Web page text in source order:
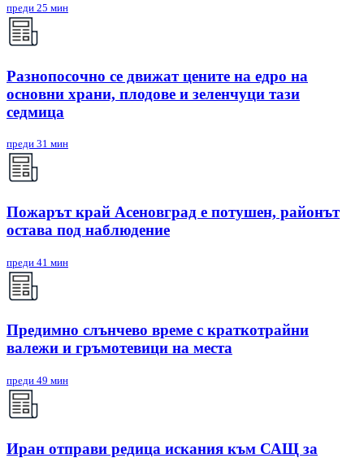
преди 25 мин
Разнопосочно се движат цените на едро на
основни храни, плодове и зеленчуци тази
седмица
преди 31 мин
Пожарът край Асеновград е потушен, районът
остава под наблюдение
преди 41 мин
Предимно слънчево време с краткотрайни
валежи и гръмотевици на места
преди 49 мин
Иран отправи редица искания към САЩ за